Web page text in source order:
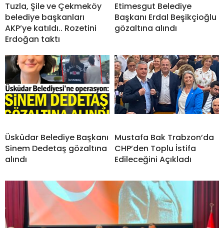
Tuzla, Şile ve Çekmeköy
belediye başkanları
AKP’ye katıldı.. Rozetini
Erdoğan taktı
Etimesgut Belediye
Başkanı Erdal Beşikçioğlu
gözaltına alındı
Üsküdar Belediye Başkanı
Sinem Dedetaş gözaltına
alındı
Mustafa Bak Trabzon’da
CHP’den Toplu İstifa
Edileceğini Açıkladı